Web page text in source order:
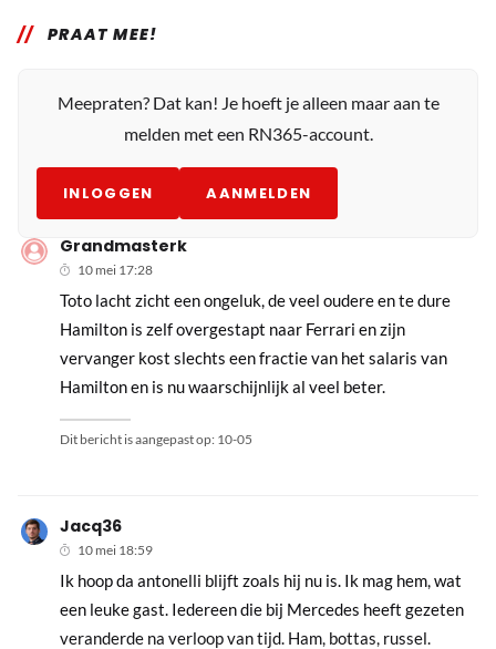
PRAAT MEE!
Meepraten? Dat kan! Je hoeft je alleen maar aan te
melden met een RN365-account.
INLOGGEN AANMELDEN
Grandmasterk
10 mei 17:28
Toto lacht zicht een ongeluk, de veel oudere en te dure
Hamilton is zelf overgestapt naar Ferrari en zijn
vervanger kost slechts een fractie van het salaris van
Hamilton en is nu waarschijnlijk al veel beter.
Dit bericht is aangepast op: 10-05
Jacq36
10 mei 18:59
Ik hoop da antonelli blijft zoals hij nu is. Ik mag hem, wat
een leuke gast. Iedereen die bij Mercedes heeft gezeten
veranderde na verloop van tijd. Ham, bottas, russel.